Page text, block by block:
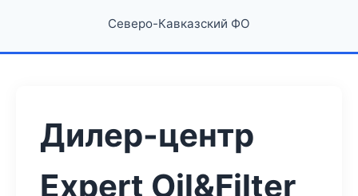
Северо-Кавказский ФО
Дилер-центр
Expert Oil&Filter